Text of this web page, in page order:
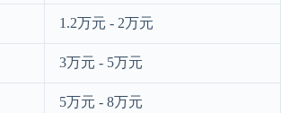
1.2万元 - 2万元
3万元 - 5万元
5万元 - 8万元